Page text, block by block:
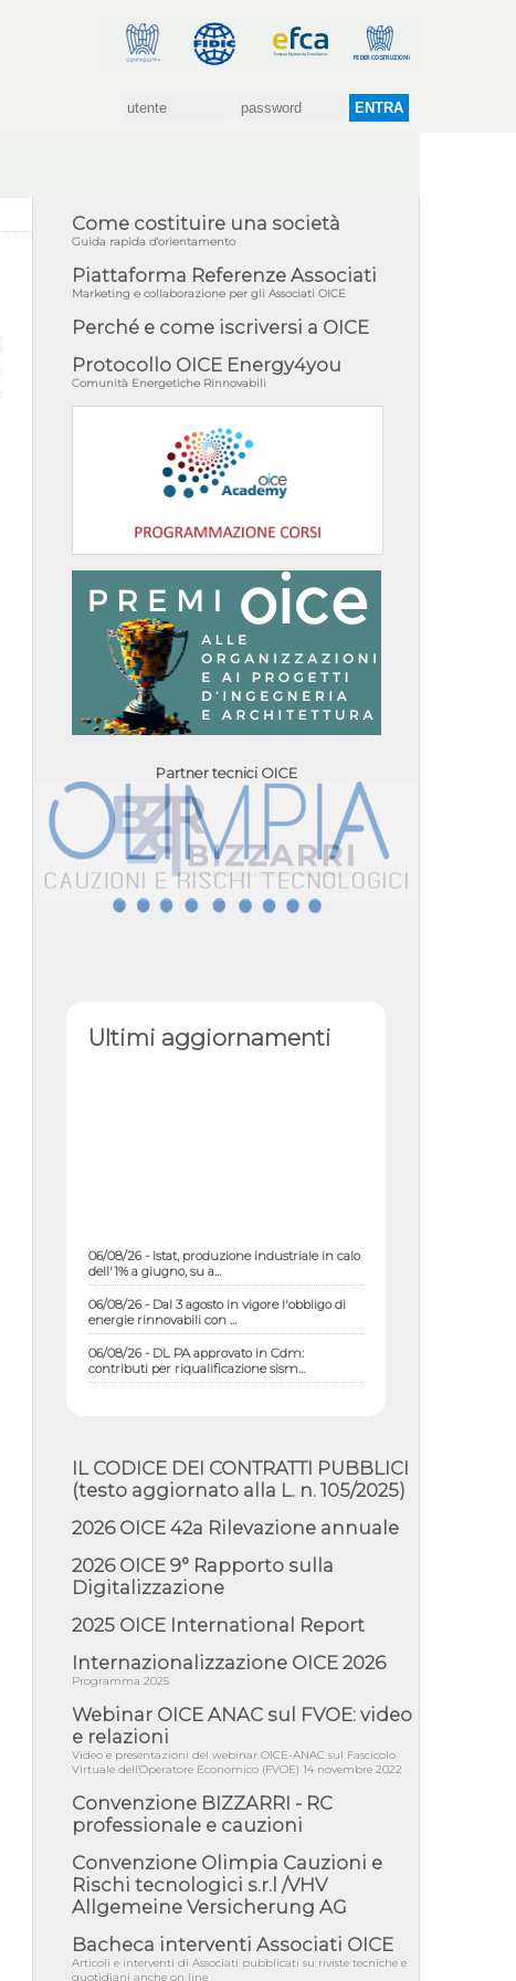
Come costituire una società
Guida rapida d'orientamento
Piattaforma Referenze Associati
Marketing e collaborazione per gli Associati OICE
Perché e come iscriversi a OICE
Protocollo OICE Energy4you
Comunità Energetiche Rinnovabili
Partner tecnici OICE
Ultimi aggiornamenti
06/08/26 - Istat, produzione industriale in calo
dell'1% a giugno, su a...
06/08/26 - Dal 3 agosto in vigore l'obbligo di
energie rinnovabili con ...
06/08/26 - DL PA approvato in Cdm:
contributi per riqualificazione sism...
05/08/26 - DL Infrastrutture e PNRR è legge:
approvata oggi la fiducia...
05/08/26 - Focus OICE sul DDL di riforma
della responsabilità amminist...
05/08/26 - Anac: pubblicata la Relazione
illustrativa al Bando tipo 2 s...
05/08/26 - SAVE THE DATE: Assemblea
Pubblica Confindustria Professioni ...
05/08/26 - Successo OICE per il bando della
05/08/26 - Lettera OICE per il bando della
Giunta Regionale della Campa...
04/08/26 - DL PA: previste cancellazioni da
elenchi professionisti per ...
04/08/26 - International Sustainable
04/08/26 - CdS, project financing: progetto di
fattibilità da impugnar...
2026: procedimenti penali per ...
04/08/26 - CdS: partecipazione alla gara non
IL CODICE DEI CONTRATTI PUBBLICI
(testo aggiornato alla L. n. 105/2025)
2026 OICE 42a Rilevazione annuale
2026 OICE 9° Rapporto sulla
Digitalizzazione
2025 OICE International Report
Internazionalizzazione OICE 2026
Programma 2025
Webinar OICE ANAC sul FVOE: video
e relazioni
Video e presentazioni del webinar OICE-ANAC sul Fascicolo
Virtuale dell'Operatore Economico (FVOE) 14 novembre 2022
Convenzione BIZZARRI - RC
professionale e cauzioni
Convenzione Olimpia Cauzioni e
Rischi tecnologici s.r.l /VHV
Allgemeine Versicherung AG
Bacheca interventi Associati OICE
Articoli e interventi di Associati pubblicati su riviste tecniche e
quotidiani anche on line